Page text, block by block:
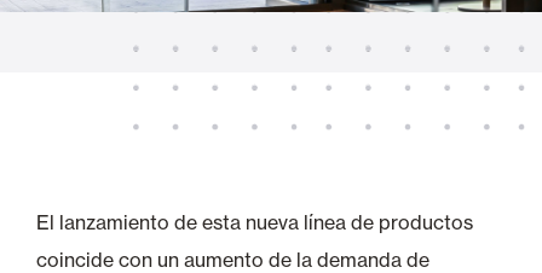
El lanzamiento de esta nueva línea de productos
coincide con un aumento de la demanda de